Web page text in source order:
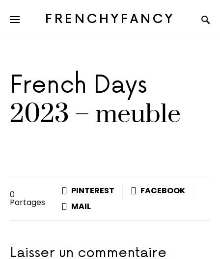
FRENCHYFANCY
French Days
2023 – meuble
0
Partages
PINTEREST
FACEBOOK
MAIL
Laisser un commentaire